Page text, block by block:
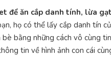
để ăn cắp danh tính, lừa
họ có thể lấy cắp danh
bằng những cách vô cùng
tin về hình ảnh con cái